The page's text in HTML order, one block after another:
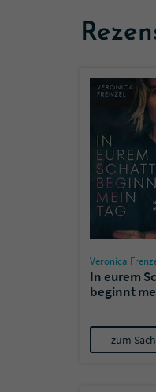
Veronica
In eurem
beginnt
zum